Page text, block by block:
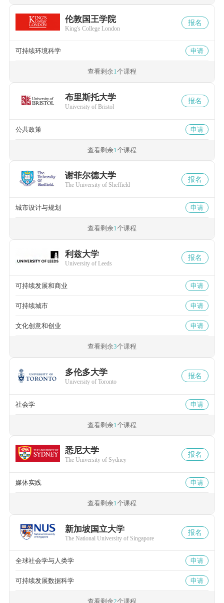
伦敦国王学院
King's College London
报名
可持续环境科学 申请
查看剩余1个课程
布里斯托大学
University of Bristol
报名
公共政策 申请
查看剩余1 个课程
谢菲尔德大学
The University of Sheffield
报名
城市设计与规划 申请
查看剩余1 个课程
利兹大学
University of Leeds
报名
可持续发展和商业 申请
可持续城市 申请
文化创意和创业 申请
查看剩余3个课程
多伦多大学
University of Toronto
报名
社会学 申请
查看剩余1 个课程
悉尼大学
The University of Sydney
报名
媒体实践 申请
查看剩余1 个课程
新加坡国立大学
The National University of Singapore
报名
全球社会学与人类学 申请
可持续发展数据科学 申请
查看剩余2个课程